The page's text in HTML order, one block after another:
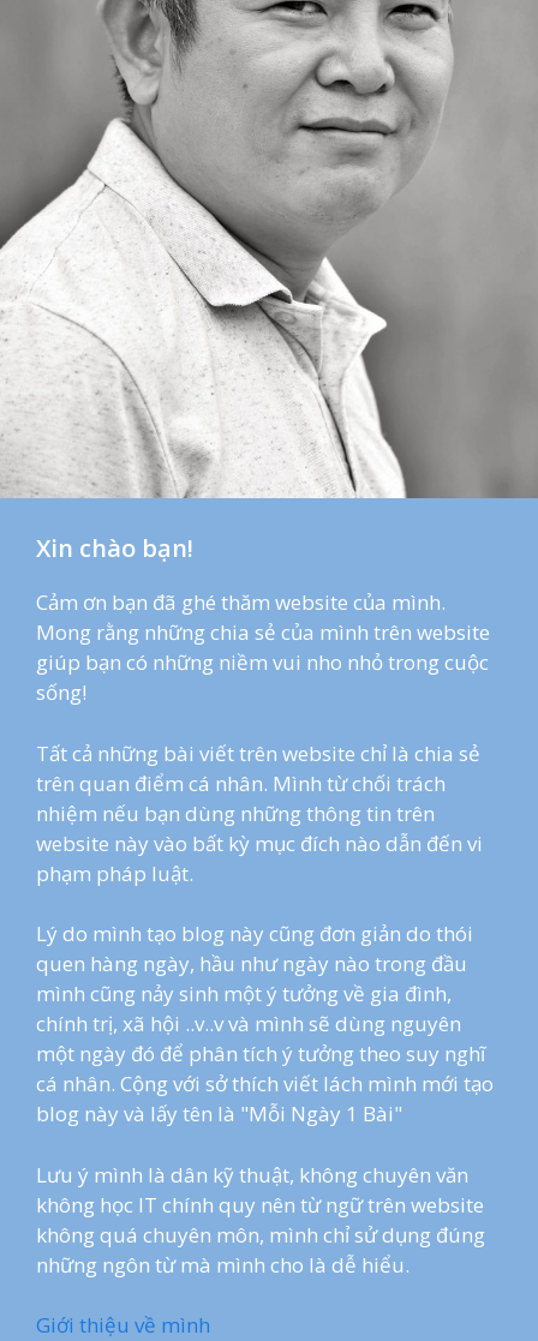
Xin chào bạn!
Cảm ơn bạn đã ghé thăm website của mình.
Mong rằng những chia sẻ của mình trên website
giúp bạn có những niềm vui nho nhỏ trong cuộc
sống!
Tất cả những bài viết trên website chỉ là chia sẻ
trên quan điểm cá nhân. Mình từ chối trách
nhiệm nếu bạn dùng những thông tin trên
website này vào bất kỳ mục đích nào dẫn đến vi
phạm pháp luật.
Lý do mình tạo blog này cũng đơn giản do thói
quen hàng ngày, hầu như ngày nào trong đầu
mình cũng nảy sinh một ý tưởng về gia đình,
chính trị, xã hội ..v..v và mình sẽ dùng nguyên
một ngày đó để phân tích ý tưởng theo suy nghĩ
cá nhân. Cộng với sở thích viết lách mình mới tạo
blog này và lấy tên là "Mỗi Ngày 1 Bài"
Lưu ý mình là dân kỹ thuật, không chuyên văn
không học IT chính quy nên từ ngữ trên website
không quá chuyên môn, mình chỉ sử dụng đúng
những ngôn từ mà mình cho là dễ hiểu.
Giới thiệu về mình